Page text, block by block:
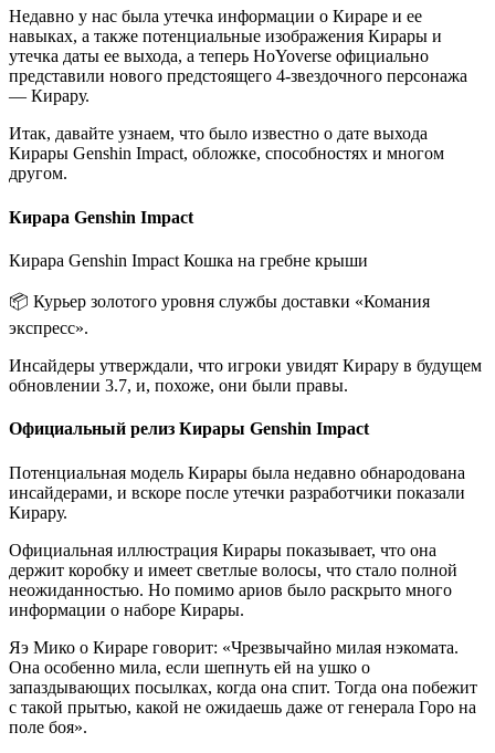
Недавно у нас была утечка информации о Кираре и ее
навыках, а также потенциальные изображения Кирары и
утечка даты ее выхода, а теперь HoYoverse официально
представили нового предстоящего 4-звездочного персонажа
— Кирару.
Итак, давайте узнаем, что было известно о дате выхода
Кирары Genshin Impact, обложке, способностях и многом
другом.
Кирара Genshin Impact
Кирара Genshin Impact Кошка на гребне крыши
📦 Курьер золотого уровня службы доставки «Комания
экспресс».
Инсайдеры утверждали, что игроки увидят Кирару в будущем
обновлении 3.7, и, похоже, они были правы.
Официальный релиз Кирары Genshin Impact
Потенциальная модель Кирары была недавно обнародована
инсайдерами, и вскоре после утечки разработчики показали
Кирару.
Официальная иллюстрация Кирары показывает, что она
держит коробку и имеет светлые волосы, что стало полной
неожиданностью. Но помимо ариов было раскрыто много
информации о наборе Кирары.
Яэ Мико о Кираре говорит: «Чрезвычайно милая нэкомата.
Она особенно мила, если шепнуть ей на ушко о
запаздывающих посылках, когда она спит. Тогда она побежит
с такой прытью, какой не ожидаешь даже от генерала Горо на
поле боя».